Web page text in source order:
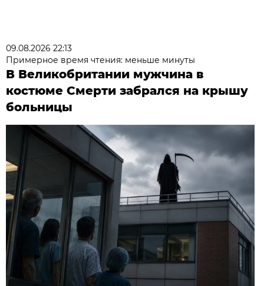
09.08.2026 22:13
Примерное время чтения: меньше минуты
В Великобритании мужчина в
костюме Смерти забрался на крышу
больницы